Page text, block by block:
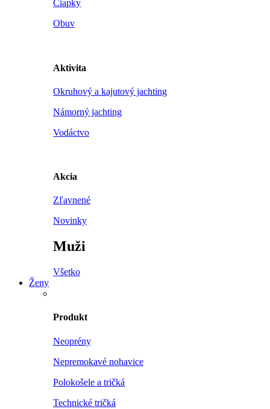
Čiapky
Obuv
Aktivita
Okruhový a kajutový jachting
Námorný jachting
Vodáctvo
Akcia
Zľavnené
Novinky
Muži
Všetko
Ženy
Produkt
Neoprény
Nepremokavé nohavice
Polokošele a tričká
Technické tričká